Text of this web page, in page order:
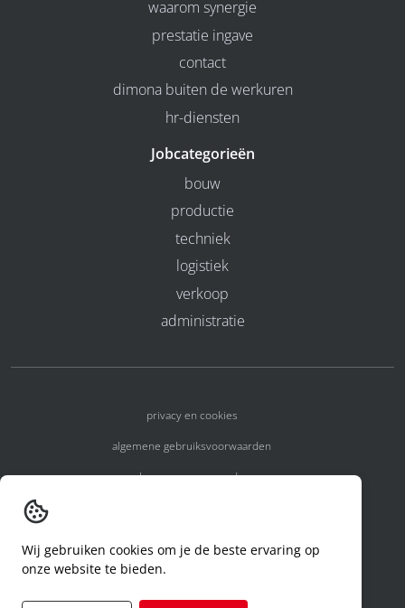
waarom synergie
prestatie ingave
contact
dimona buiten de werkuren
hr-diensten
Jobcategorieën
bouw
productie
techniek
logistiek
verkoop
administratie
privacy en cookies
algemene gebruiksvoorwaarden
algemene voorwaarden
code of conduct
aanvraag rechten ivm privacy
Wij gebruiken cookies om je de beste ervaring op
onze website te bieden.